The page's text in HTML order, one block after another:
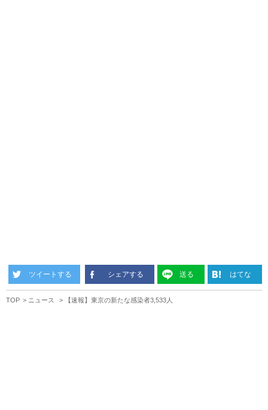
ツイートする シェアする 送る はてな
TOP ニュース 【速報】東京の新たな感染者3,533人